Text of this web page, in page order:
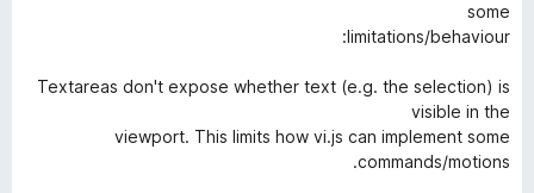
some
limitations/behaviour:
Textareas don't expose whether text (e.g. the selection) is
visible in the
viewport. This limits how vi.js can implement some
commands/motions.